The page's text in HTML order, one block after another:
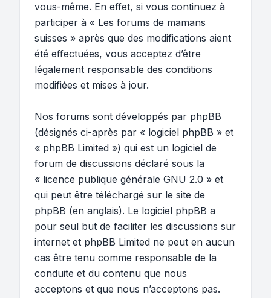
vous-même. En effet, si vous continuez à
participer à « Les forums de mamans
suisses » après que des modifications aient
été effectuées, vous acceptez d’être
légalement responsable des conditions
modifiées et mises à jour.
Nos forums sont développés par phpBB
(désignés ci-après par « logiciel phpBB » et
« phpBB Limited ») qui est un logiciel de
forum de discussions déclaré sous la
« licence publique générale GNU 2.0 » et
qui peut être téléchargé sur le site de
phpBB (en anglais). Le logiciel phpBB a
pour seul but de faciliter les discussions sur
internet et phpBB Limited ne peut en aucun
cas être tenu comme responsable de la
conduite et du contenu que nous
acceptons et que nous n’acceptons pas.